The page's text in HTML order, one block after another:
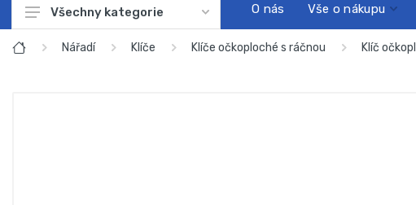
Autodíly
Všechny kategorie O nás Vše o nákupu
Nářadí Klíče Klíče očkoploché s ráčnou Klíč